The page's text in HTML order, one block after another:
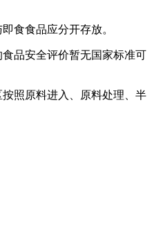
食食品应分开存放。
品安全评价暂无国家标准可
照原料进入、原料处理、半